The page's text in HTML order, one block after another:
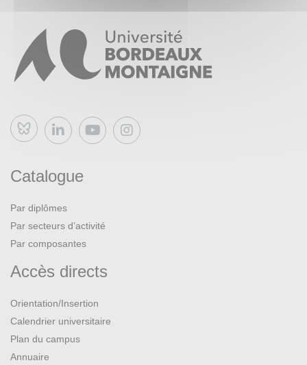
Bluesky
Catalogue
Par diplômes
Par secteurs d’activité
Par composantes
Accès directs
Orientation/Insertion
Calendrier universitaire
Plan du campus
Annuaire